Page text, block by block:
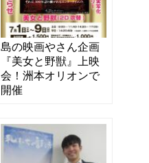
島の映画やさん企画
『美女と野獣』上映
会！洲本オリオンで
開催